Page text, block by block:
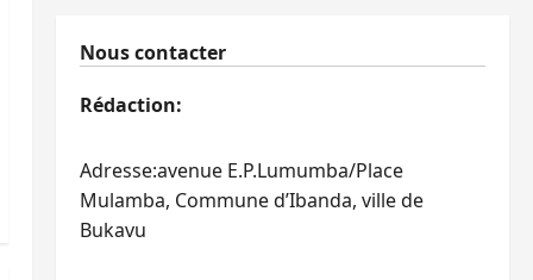
Nous contacter
Rédaction:
Adresse:avenue E.P.Lumumba/Place
Mulamba, Commune d’Ibanda, ville de
Bukavu